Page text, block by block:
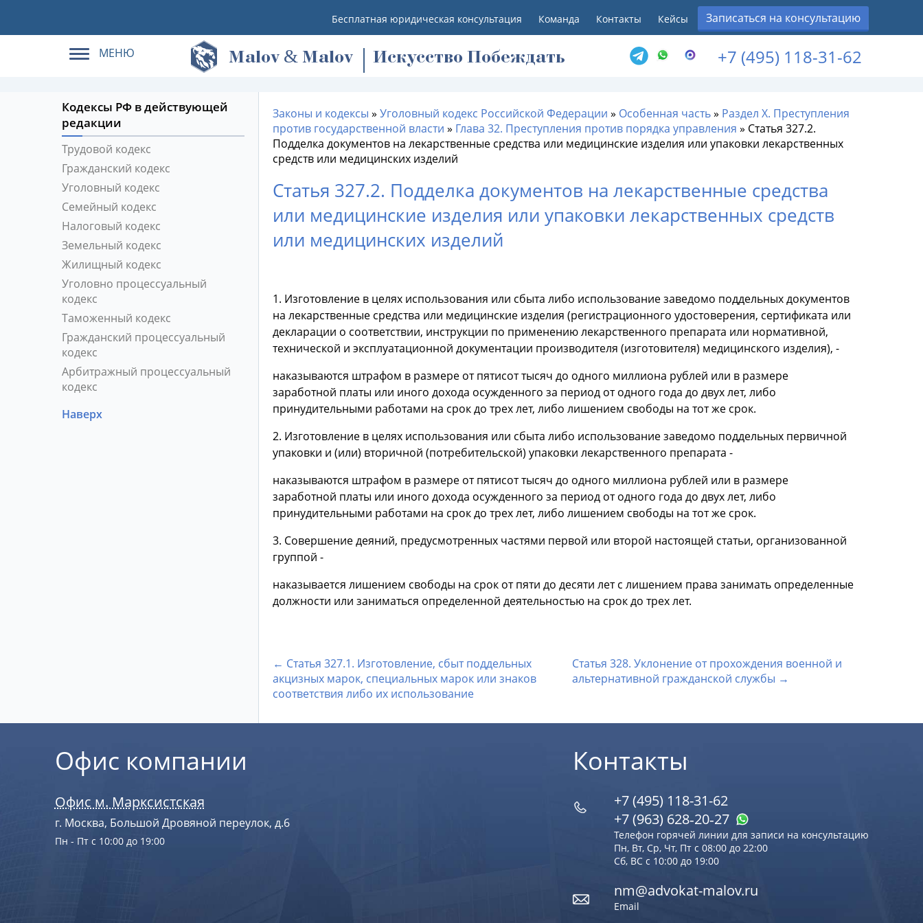
Бесплатная юридическая консультация Команда Контакты Кейсы Записаться на консультацию
МЕНЮ Malov & Malov Искусство Побеждать +7 (495) 118-31-62
Кодексы РФ в действующей
редакции
Трудовой кодекс
Гражданский кодекс
Уголовный кодекс
Семейный кодекс
Налоговый кодекс
Земельный кодекс
Жилищный кодекс
Уголовно процессуальный
кодекс
Таможенный кодекс
Гражданский процессуальный
кодекс
Арбитражный процессуальный
кодекс
Наверх
Законы и кодексы » Уголовный кодекс Российской Федерации » Особенная часть» Раздел X. Преступления
против государственной власти » Глава 32. Преступления против порядка управления » Статья 327.2.
Подделка документов на лекарственные средства или медицинские изделия или упаковки лекарственных
средств или медицинских изделий
Статья 327.2. Подделка документов на лекарственные средства
или медицинские изделия или упаковки лекарственных средств
или медицинских изделий
1. Изготовление в целях использования или сбыта либо использование заведомо поддельных документов
на лекарственные средства или медицинские изделия (регистрационного удостоверения, сертификата или
декларации о соответствии, инструкции по применению лекарственного препарата или нормативной,
технической и эксплуатационной документации производителя (изготовителя) медицинского изделия), -
наказываются штрафом в размере от пятисот тысяч до одного миллиона рублей или в размере
заработной платы или иного дохода осужденного за период от одного года до двух лет, либо
принудительными работами на срок до трех лет, либо лишением свободы на тот же срок.
2. Изготовление в целях использования или сбыта либо использование заведомо поддельных первичной
упаковки и (или) вторичной (потребительской) упаковки лекарственного препарата -
наказываются штрафом в размере от пятисот тысяч до одного миллиона рублей или в размере
заработной платы или иного дохода осужденного за период от одного года до двух лет, либо
принудительными работами на срок до трех лет, либо лишением свободы на тот же срок.
3. Совершение деяний, предусмотренных частями первой или второй настоящей статьи, организованной
группой -
наказывается лишением свободы на срок от пяти до десяти лет с лишением права занимать определенные
должности или заниматься определенной деятельностью на срок до трех лет.
← Статья 327.1. Изготовление, сбыт поддельных
акцизных марок, специальных марок или знаков
соответствия либо их использование
Статья 328. Уклонение от прохождения военной и
альтернативной гражданской службы →
Офис компании
Офис м. Марксистская
г. Москва, Большой Дровяной переулок, д.6
Пн - Пт с 10:00 до 19:00
Контакты
+7 (495) 118-31-62
+7 (963) 628‑20‑27
Телефон горячей линии для записи на консультацию
Пн, Вт, Ср, Чт, Пт с 08:00 до 22:00
Сб, ВС с 10:00 до 19:00
nm@advokat-malov.ru
Email